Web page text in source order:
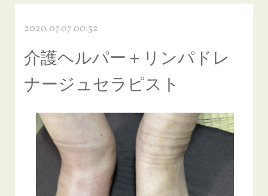
2020.07.07 00:32
介護ヘルパー＋リンパドレ
ナージュセラピスト